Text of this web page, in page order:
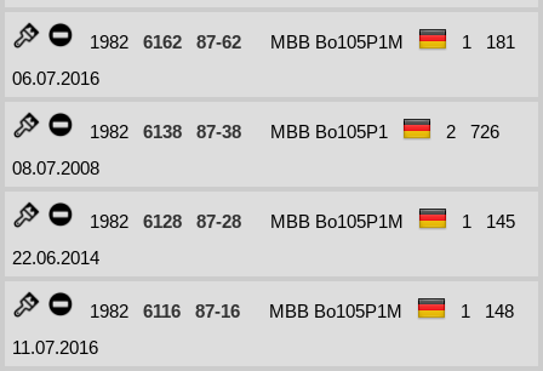
1982 6162 87-62 MBB Bo105P1M 1
181
06.07.2016
1982 6138 87-38 MBB Bo105P1 2
726
08.07.2008
1982 6128 87-28 MBB Bo105P1M 1
145
22.06.2014
1982 6116 87-16 MBB Bo105P1M 1
148
11.07.2016